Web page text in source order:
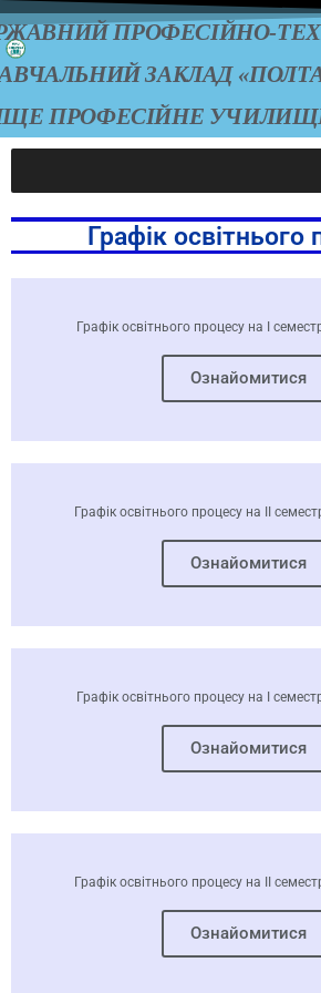
ПРОФЕСІЙНО-
ЗАКЛАД
ПРОФЕСІЙНЕ
Графік освітнього
Графік освітнього процесу на І
Ознайомитися
Графік освітнього процесу на ІІ
Ознайомитися
Графік освітнього процесу на І
Ознайомитися
Графік освітнього процесу на ІІ
Ознайомитися